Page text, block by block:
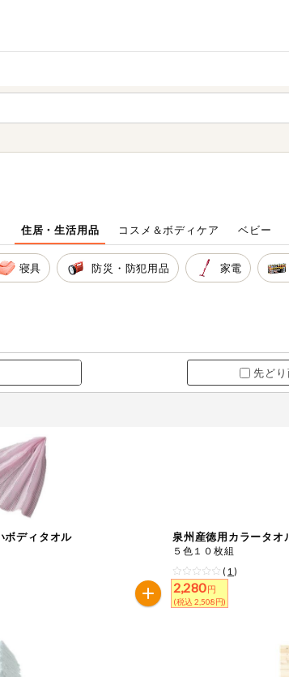
住居・生活用品 コスメ＆ボディケア ベビー
寝具 防災・防犯用品 家電
先ど
ボディタオル 泉州産徳用カラータ
５色１０枚組
( 1 )
2,280 円
(税込 2,508円)